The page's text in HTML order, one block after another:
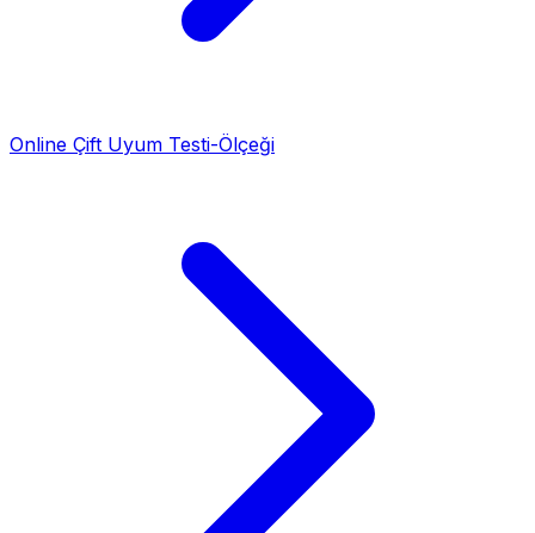
Online Çift Uyum Testi-Ölçeği